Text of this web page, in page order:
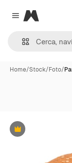
Close menu
Magnific
Home/Stock/Foto/
Premium